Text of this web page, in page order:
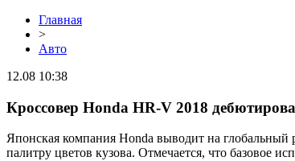
Главная
>
Авто
12.08 10:38
Кроссовер Honda HR-V 2018
Японская компания Honda выводит на
палитру цветов кузова. Отмечается, что базовое